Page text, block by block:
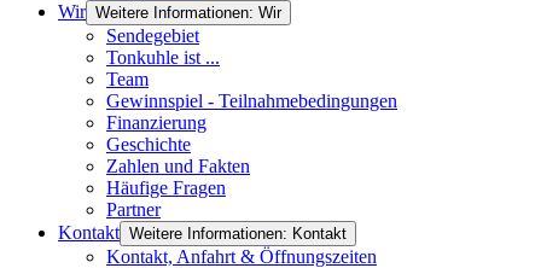
Wir Weitere Informationen: Wir
Sendegebiet
Tonkuhle ist ...
Team
Gewinnspiel - Teilnahmebedingungen
Finanzierung
Geschichte
Zahlen und Fakten
Häufige Fragen
Partner
Kontakt Weitere Informationen: Kontakt
Kontakt, Anfahrt & Öffnungszeiten